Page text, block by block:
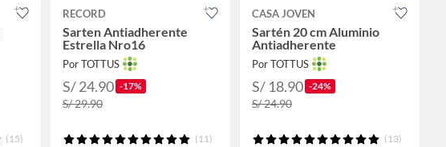
(15)
RECORD
Sarten Antiadherente
Estrella Nro16
Por TOTTUS
S/ 24.90 -17%
S/ 29.90
(11)
CASA JOVEN
Sartén 20 cm Aluminio
Antiadherente
Por TOTTUS
S/ 18.90 -24%
S/ 24.90
(13)